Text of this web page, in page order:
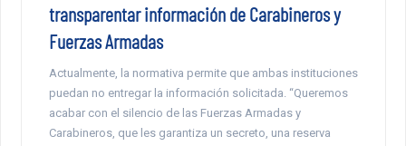
transparentar información de Carabineros y
Fuerzas Armadas
Actualmente, la normativa permite que ambas instituciones
puedan no entregar la información solicitada. “Queremos
acabar con el silencio de las Fuerzas Armadas y
Carabineros, que les garantiza un secreto, una reserva